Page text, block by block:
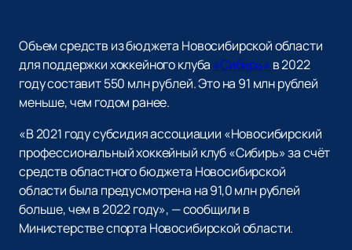
Объем средств из бюджета Новосибирской области
для поддержки хоккейного клуба «Сибирь» в 2022
году составит 550 млн рублей. Это на 91 млн рублей
меньше, чем годом ранее.
«В 2021 году субсидия ассоциации «Новосибирский
профессиональный хоккейный клуб «Сибирь» за счёт
средств областного бюджета Новосибирской
области была предусмотрена на 91,0 млн рублей
больше, чем в 2022 году», — сообщили в
Министерстве спорта Новосибирской области.